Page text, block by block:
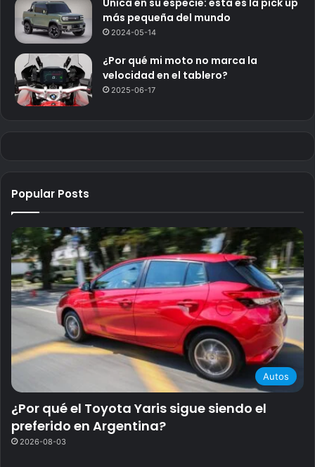
Única en su especie: esta es la pick up
más pequeña del mundo
2024-05-14
¿Por qué mi moto no marca la
velocidad en el tablero?
2025-06-17
Popular Posts
Autos
¿Por qué el Toyota Yaris sigue siendo el
preferido en Argentina?
2026-08-03